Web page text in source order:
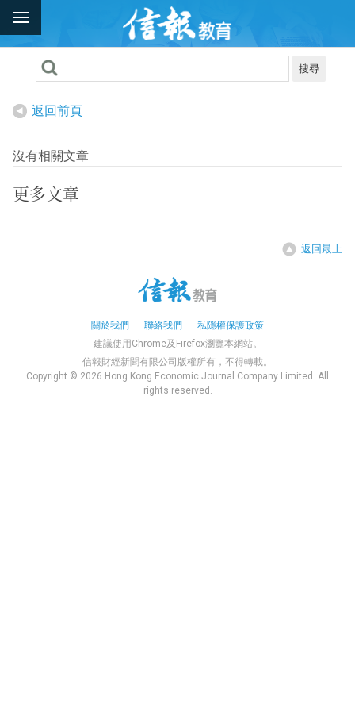
搜尋
返回前頁
沒有相關文章
更多文章
返回最上
關於我們 聯絡我們
私隱權保護政策
建議使用Chrome及Firefox瀏覽本網站。
信報財經新聞有限公司版權所有，不得轉載。
Copyright © 2026 Hong Kong Economic Journal Company Limited. All
rights reserved.